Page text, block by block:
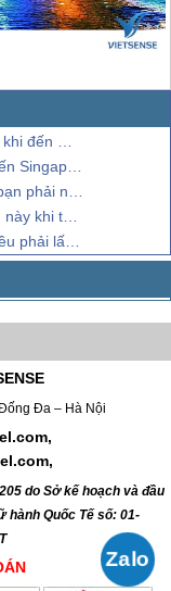
nhiên
Singapore
vân tay
Đa – Hà Nội
do Sở kế hoạch và đầu
hành Quốc Tế số: 01-